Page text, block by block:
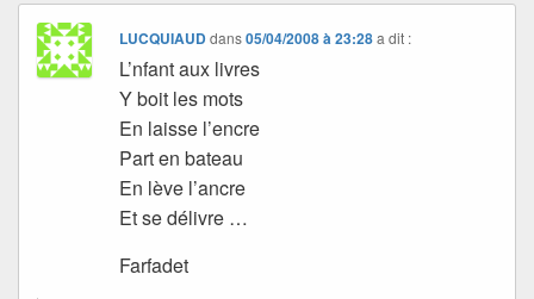
LUCQUIAUDdans05/04/2008 à 23:28 a dit :
L’nfant aux livres
Y boit les mots
En laisse l’encre
Part en bateau
En lève l’ancre
Et se délivre …
Farfadet